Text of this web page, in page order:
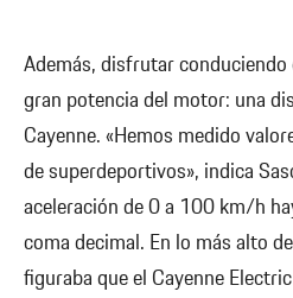
Además, disfrutar conduciendo
gran potencia del motor: una
Cayenne. «Hemos medido
de superdeportivos», indica
aceleración de 0 a 100 km/h
coma decimal. En lo más alto
figuraba que el Cayenne